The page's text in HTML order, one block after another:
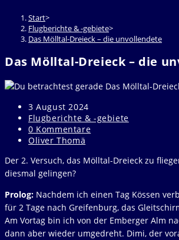
Start>
Flugberichte & -gebiete>
Das Mölltal-Dreieck – die unvollendete
Das Mölltal-Dreieck – die
Beitrag
veröffentlicht:
3 August 2024
Beitrags-
Kategorie:
Flugberichte & -gebiete
Beitrags-
Kommentare:
0 Kommentare
Beitrags-
Oliver Thomä
Der 2. Versuch, das Mölltal-Dreieck zu
diesmal gelingen?
Prolog: Nachdem ich einen Tag Kössen
für 2 Tage nach Greifenburg, das
Am Vortag bin ich von der Emberger Alm
dann aber wieder umgedreht. Dimi, der